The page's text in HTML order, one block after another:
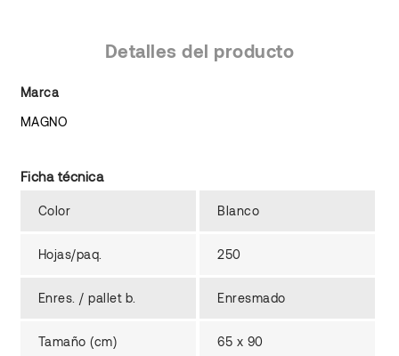
Detalles del producto
Marca
MAGNO
Ficha técnica
Color Blanco
Hojas/paq. 250
Enres. / pallet b. Enresmado
Tamaño (cm) 65 x 90